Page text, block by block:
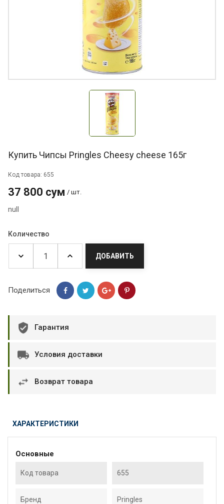
Купить Чипсы Pringles Cheesy cheese 165г
Код товара: 655
37 800 сум / шт.
null
Количество
ДОБАВИТЬ
Поделиться
Гарантия
Условия доставки
Возврат товара
ХАРАКТЕРИСТИКИ
Основные
Код товара 655
Бренд Pringles